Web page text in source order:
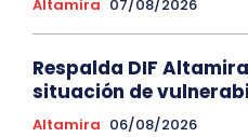
Altamira 07/08/2026
Respalda DIF
situación de
Altamira 06/08/2026